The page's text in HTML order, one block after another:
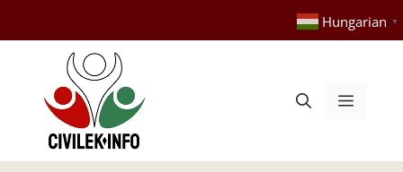
tartalomba
Hungarian ▼
Menü